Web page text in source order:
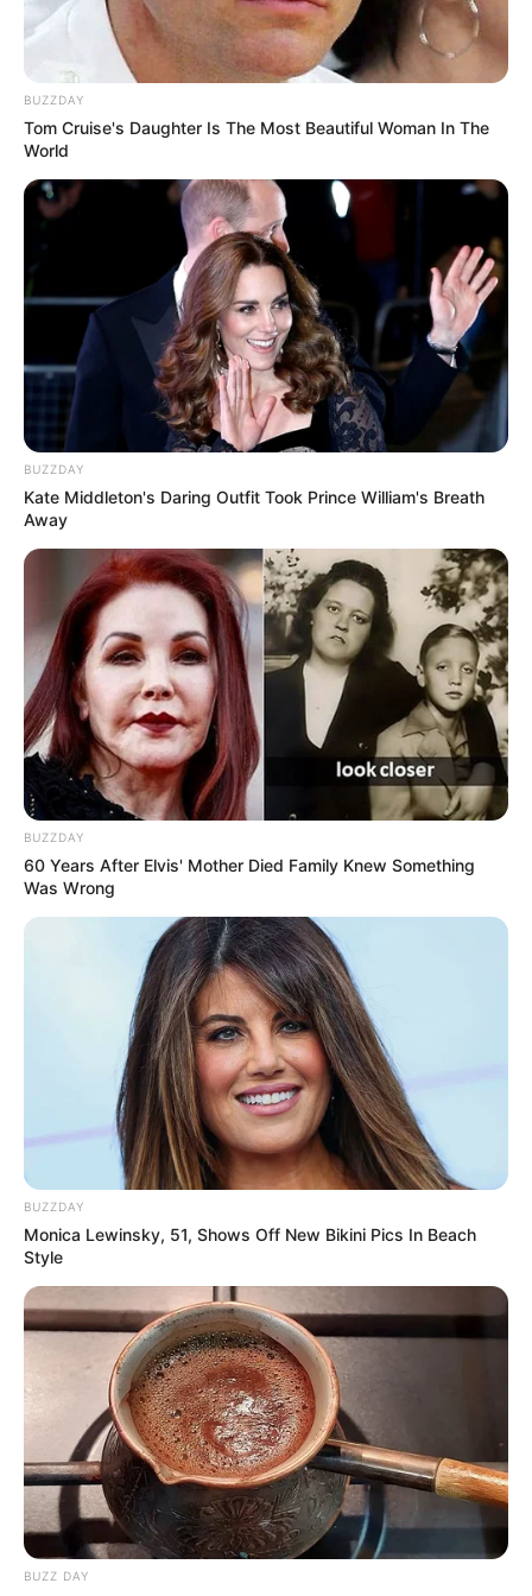
*********************************************
Categoria se despede da Agente de Saúde Maria Cristina.
ACSMaria Cristina Duque de
Paiva.
—Foto/Reprodução.
PublicadonoJASB em
falecimento daAgente Comunitária de Saúde Maria Cristina
servidora dedicada que atuou pormais de uma décadano
município.Veja as mensagens de despedida, mais abaixo.
Maria Cristina Duque de Paiva ingressou na Prefeitura de
Quatis em 2014, onde atuou como Agente Comunitária de Saúde
junto à Equipe de Saúde da Família – ESF IV, da Unidade de
Saúde Conselheira Neuza Pacheco, no bairro Polastri.Leia a
matéria completa, aqui.
-G
*********************************************
Agentes Comunitários de Saúde de Montes Claros se
despedem de Cacilda Aparecida.
BUZZDAY
Tom Cruise's Daughter Is The Most Beautiful Woman In The
World
BUZZDAY
Kate Middleton's Daring Outfit Took Prince William's Breath
Away
BUZZDAY
60 Years After Elvis' Mother Died Family Knew Something
Was Wrong
BUZZDAY
Monica Lewinsky, 51, Shows Off New Bikini Pics In Beach
Style
BUZZ DAY